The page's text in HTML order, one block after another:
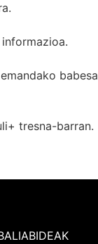
tresna-barran.